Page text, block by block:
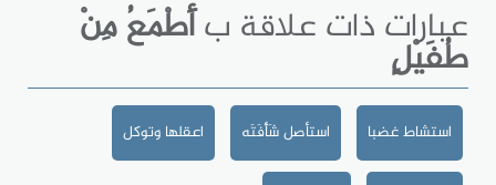
عبارات ذات علاقة بأَطْمَعُ مِنْ
طُفَيْلٍ
استشاط غضبا استأصل شَأْفَتَه اعقلها وتوكل